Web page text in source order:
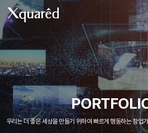
우리는 더 좋은 세상을 만들기 위하여 빠르게 행동하는 창업